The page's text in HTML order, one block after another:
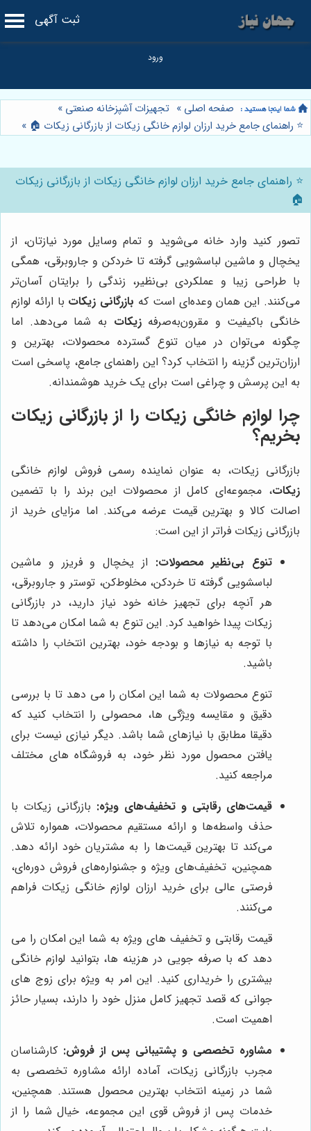
ثبت آگهی
صفحه اصلی » تجهیزات آشپزخانه صنعتی »
⭐️ راهنمای جامع خرید ارزان لوازم خانگی زیکات از بازرگانی زیکات 🏠 »
⭐️ راهنمای جامع خرید ارزان لوازم خانگی زیکات از بازرگانی زیکات
🏠
تصور کنید وارد خانه می‌شوید و تمام وسایل مورد نیازتان، از
یخچال و ماشین لباسشویی گرفته تا خردکن و جاروبرقی، همگی
با طراحی زیبا و عملکردی بی‌نظیر، زندگی را برایتان آسان‌تر
می‌کنند. این همان وعده‌ای است که بازرگانی زیکات با ارائه لوازم
خانگی باکیفیت و مقرون‌به‌صرفهزیکات به شما می‌دهد. اما
چگونه می‌توان در میان تنوع گسترده محصولات، بهترین و
ارزان‌ترین گزینه را انتخاب کرد؟ این راهنمای جامع، پاسخی است
به این پرسش و چراغی است برای یک خرید هوشمندانه.
چرا لوازم خانگی زیکات را از بازرگانی زیکات
بخریم؟
بازرگانی زیکات، به عنوان نماینده رسمی فروش لوازم خانگی
زیکات، مجموعه‌ای کامل از محصولات این برند را با تضمین
اصالت کالا و بهترین قیمت عرضه می‌کند. اما مزایای خرید از
بازرگانی زیکات فراتر از این است:
تنوع بی‌نظیر محصولات: از یخچال و فریزر و ماشین
لباسشویی گرفته تا خردکن، مخلوط‌کن، توستر و جاروبرقی،
هر آنچه برای تجهیز خانه خود نیاز دارید، در بازرگانی
زیکات پیدا خواهید کرد. این تنوع به شما امکان می‌دهد تا
با توجه به نیازها و بودجه خود، بهترین انتخاب را داشته
باشید.
تنوع محصولات به شما این امکان را می دهد تا با بررسی
دقیق و مقایسه ویژگی ها، محصولی را انتخاب کنید که
دقیقا مطابق با نیازهای شما باشد. دیگر نیازی نیست برای
یافتن محصول مورد نظر خود، به فروشگاه های مختلف
مراجعه کنید.
قیمت‌های رقابتی و تخفیف‌های ویژه: بازرگانی زیکات با
حذف واسطه‌ها و ارائه مستقیم محصولات، همواره تلاش
می‌کند تا بهترین قیمت‌ها را به مشتریان خود ارائه دهد.
همچنین، تخفیف‌های ویژه و جشنواره‌های فروش دوره‌ای،
فرصتی عالی برای خرید ارزان لوازم خانگی زیکات فراهم
می‌کنند.
قیمت رقابتی و تخفیف های ویژه به شما این امکان را می
دهد که با صرفه جویی در هزینه ها، بتوانید لوازم خانگی
بیشتری را خریداری کنید. این امر به ویژه برای زوج های
جوانی که قصد تجهیز کامل منزل خود را دارند، بسیار حائز
اهمیت است.
مشاوره تخصصی و پشتیبانی پس از فروش: کارشناسان
مجرب بازرگانی زیکات، آماده ارائه مشاوره تخصصی به
شما در زمینه انتخاب بهترین محصول هستند. همچنین،
خدمات پس از فروش قوی این مجموعه، خیال شما را از